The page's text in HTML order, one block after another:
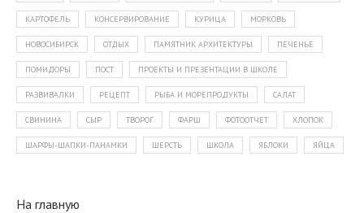
КАРТОФЕЛЬ КОНСЕРВИРОВАНИЕ КУРИЦА МОРКОВЬ
НОВОСИБИРСК ОТДЫХ ПАМЯТНИК АРХИТЕКТУРЫ ПЕЧЕНЬЕ
ПОМИДОРЫ ПОСТ ПРОЕКТЫ И ПРЕЗЕНТАЦИИ В ШКОЛЕ
РАЗВИВАЛКИ РЕЦЕПТ РЫБА И МОРЕПРОДУКТЫ САЛАТ
СВИНИНА СЫР ТВОРОГ ФАРШ ФОТООТЧЕТ ХЛОПОК
ШАРФЫ-ШАПКИ-ПАНАМКИ ШЕРСТЬ ШКОЛА ЯБЛОКИ ЯЙЦА
На главную